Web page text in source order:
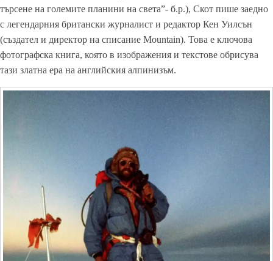
търсене на големите планини на света”- б.р.), Скот пише заедно
с легендарния британски журналист и редактор Кен Уилсън
(създател и директор на списание Mountain). Това е ключова
фотографска книга, която в изображения и текстове обрисува
тази златна ера на английския алпинизъм.